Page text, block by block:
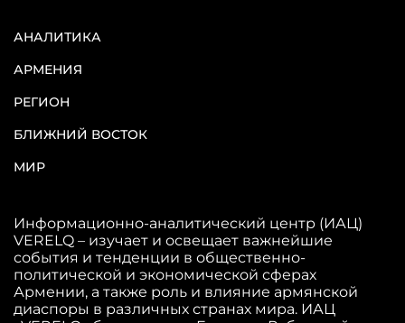
АНАЛИТИКА
АРМЕНИЯ
РЕГИОН
БЛИЖНИЙ ВОСТОК
МИР
Информационно-аналитический центр (ИАЦ)
VERELQ – изучает и освещает важнейшие
события и тенденции в общественно-
политической и экономической сферах
Армении, а также роль и влияние армянской
диаспоры в различных странах мира. ИАЦ